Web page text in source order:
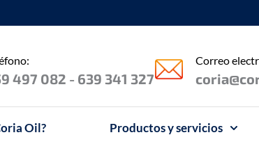
497 082 - 639 341 327
Correo
Oil? Productos y servicios